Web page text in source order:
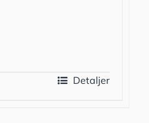
Detaljer